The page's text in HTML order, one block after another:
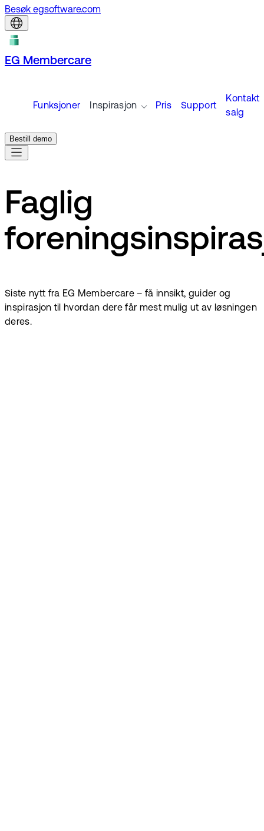
Besøk egsoftware.com
EG Membercare
Funksjoner Inspirasjon Pris Support
Kontakt
salg
Bestill demo
Faglig
Siste nytt fra EG Membercare – få innsikt, guider og
inspirasjon til hvordan dere får mest mulig ut av løsningen
deres.